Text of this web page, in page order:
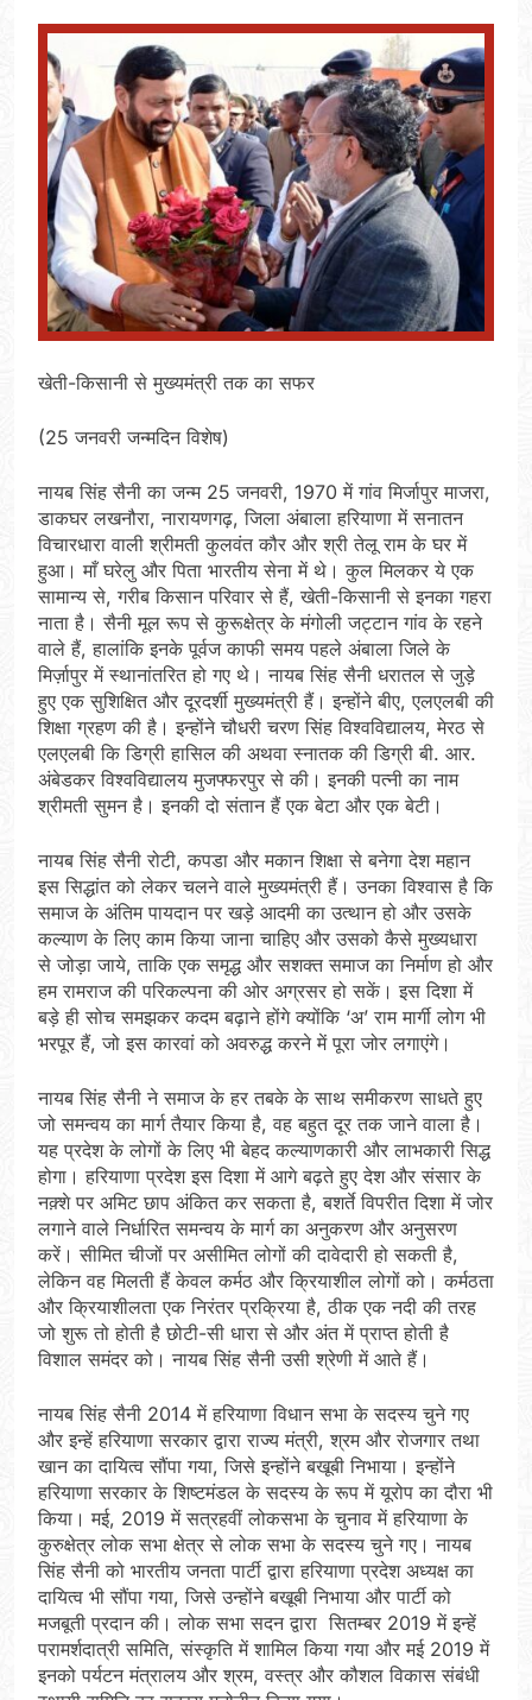
खेती-किसानी से मुख्यमंत्री तक का सफर
(25 जनवरी जन्मदिन विशेष)
नायब सिंह सैनी का जन्म 25 जनवरी, 1970 में गांव मिर्जापुर माजरा,
डाकघर लखनौरा, नारायणगढ़, जिला अंबाला हरियाणा में सनातन
विचारधारा वाली श्रीमती कुलवंत कौर और श्री तेलू राम के घर में
हुआ। माँ घरेलु और पिता भारतीय सेना में थे। कुल मिलकर ये एक
सामान्य से, गरीब किसान परिवार से हैं, खेती-किसानी से इनका गहरा
नाता है। सैनी मूल रूप से कुरूक्षेत्र के मंगोली जट्टान गांव के रहने
वाले हैं, हालांकि इनके पूर्वज काफी समय पहले अंबाला जिले के
मिर्ज़ापुर में स्थानांतरित हो गए थे। नायब सिंह सैनी धरातल से जुड़े
हुए एक सुशिक्षित और दूरदर्शी मुख्यमंत्री हैं। इन्होंने बीए, एलएलबी की
शिक्षा ग्रहण की है। इन्होंने चौधरी चरण सिंह विश्वविद्यालय, मेरठ से
एलएलबी कि डिग्री हासिल की अथवा स्नातक की डिग्री बी. आर.
अंबेडकर विश्वविद्यालय मुजफ्फरपुर से की। इनकी पत्नी का नाम
श्रीमती सुमन है। इनकी दो संतान हैं एक बेटा और एक बेटी।
नायब सिंह सैनी रोटी, कपडा और मकान शिक्षा से बनेगा देश महान
इस सिद्धांत को लेकर चलने वाले मुख्यमंत्री हैं। उनका विश्वास है कि
समाज के अंतिम पायदान पर खड़े आदमी का उत्थान हो और उसके
कल्याण के लिए काम किया जाना चाहिए और उसको कैसे मुख्यधारा
से जोड़ा जाये, ताकि एक समृद्ध और सशक्त समाज का निर्माण हो और
हम रामराज की परिकल्पना की ओर अग्रसर हो सकें। इस दिशा में
बड़े ही सोच समझकर कदम बढ़ाने होंगे क्योंकि ‘अ’ राम मार्गी लोग भी
भरपूर हैं, जो इस कारवां को अवरुद्ध करने में पूरा जोर लगाएंगे।
नायब सिंह सैनी ने समाज के हर तबके के साथ समीकरण साधते हुए
जो समन्वय का मार्ग तैयार किया है, वह बहुत दूर तक जाने वाला है।
यह प्रदेश के लोगों के लिए भी बेहद कल्याणकारी और लाभकारी सिद्ध
होगा। हरियाणा प्रदेश इस दिशा में आगे बढ़ते हुए देश और संसार के
नक़्शे पर अमिट छाप अंकित कर सकता है, बशर्ते विपरीत दिशा में जोर
लगाने वाले निर्धारित समन्वय के मार्ग का अनुकरण और अनुसरण
करें। सीमित चीजों पर असीमित लोगों की दावेदारी हो सकती है,
लेकिन वह मिलती हैं केवल कर्मठ और क्रियाशील लोगों को। कर्मठता
और क्रियाशीलता एक निरंतर प्रक्रिया है, ठीक एक नदी की तरह
जो शुरू तो होती है छोटी-सी धारा से और अंत में प्राप्त होती है
विशाल समंदर को। नायब सिंह सैनी उसी श्रेणी में आते हैं।
नायब सिंह सैनी 2014 में हरियाणा विधान सभा के सदस्य चुने गए
और इन्हें हरियाणा सरकार द्वारा राज्य मंत्री, श्रम और रोजगार तथा
खान का दायित्व सौंपा गया, जिसे इन्होंने बखूबी निभाया। इन्होंने
हरियाणा सरकार के शिष्टमंडल के सदस्य के रूप में यूरोप का दौरा भी
किया। मई, 2019 में सत्रहवीं लोकसभा के चुनाव में हरियाणा के
कुरुक्षेत्र लोक सभा क्षेत्र से लोक सभा के सदस्य चुने गए। नायब
सिंह सैनी को भारतीय जनता पार्टी द्वारा हरियाणा प्रदेश अध्यक्ष का
दायित्व भी सौंपा गया, जिसे उन्होंने बखूबी निभाया और पार्टी को
मजबूती प्रदान की। लोक सभा सदन द्वारा सितम्बर 2019 में इन्हें
परामर्शदात्री समिति, संस्कृति में शामिल किया गया और मई 2019 में
इनको पर्यटन मंत्रालय और श्रम, वस्त्र और कौशल विकास संबंधी